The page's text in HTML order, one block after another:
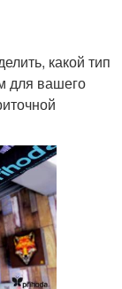
какой тип
для вашего